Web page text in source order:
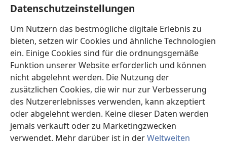
Datenschutzeinstellungen
Um Nutzern das bestmögliche digitale Erlebnis zu
bieten, setzen wir Cookies und ähnliche Technologien
ein. Einige Cookies sind für die ordnungsgemäße
Funktion unserer Website erforderlich und können
nicht abgelehnt werden. Die Nutzung der
zusätzlichen Cookies, die wir nur zur Verbesserung
des Nutzererlebnisses verwenden, kann akzeptiert
oder abgelehnt werden. Keine dieser Daten werden
jemals verkauft oder zu Marketingzwecken
verwendet. Mehr darüber ist in derWeltweiten
Spenden
(öffnet
neues
Fenster)Wachtturm ONLINE-BIBLIOTHEK
(öffnet
neues
Fenster)JW Hub®
(öffnet
neues
Fenster)JW Library
Watchtower Library ®